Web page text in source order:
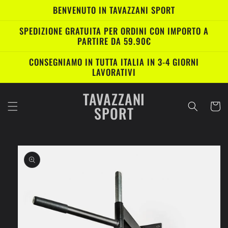
direttamenteBENVENUTO IN TAVAZZANI SPORT
SPEDIZIONE GRATUITA PER ORDINI CON IMPORTO A
PARTIRE DA 59.90€
CONSEGNIAMO IN TUTTA ITALIA IN 3-4 GIORNI
LAVORATIVI
TAVAZZANI
SPORT Carrello
Passa alle
informazioni
sul prodotto